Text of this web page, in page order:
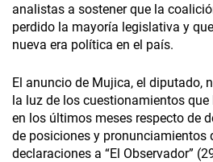
analistas a sostener que la
perdido la mayoría legislativa y
nueva era política en el país.
El anuncio de Mujica, el diputado,
la luz de los cuestionamientos
en los últimos meses respecto de
de posiciones y pronunciamientos
declaraciones a “El Observador”